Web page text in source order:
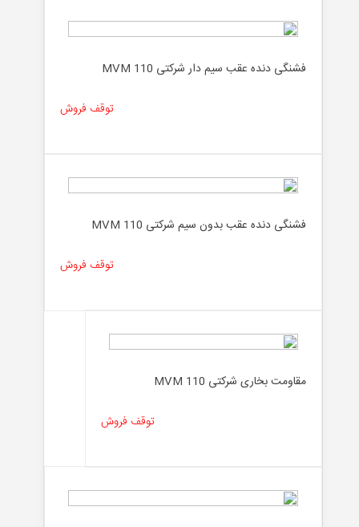
فشنگی دنده عقب سیم دار شرکتی MVM 110
توقف فروش
فشنگی دنده عقب بدون سیم شرکتی MVM 110
توقف فروش
مقاومت بخاری شرکتی MVM 110
توقف فروش